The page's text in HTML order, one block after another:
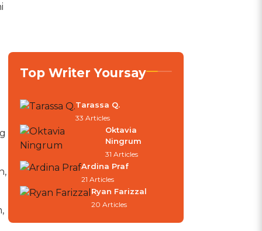
Top Writer Yoursay
Tarassa Q.
33 Articles
Oktavia
Ningrum
31 Articles
Ardina Praf
21 Articles
Ryan Farizzal
20 Articles